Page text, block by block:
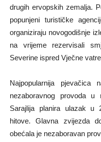
drugih ervopskih zemalja.
popunjeni turističke
organiziraju novogodišnje
na vrijeme rezervisali
Severine ispred Vječne
Najpopularnija pjevačica
nezaboravnog provoda
Sarajlija planira ulazak u
hitove. Glavna zvijezda
obećala je nezaboravan